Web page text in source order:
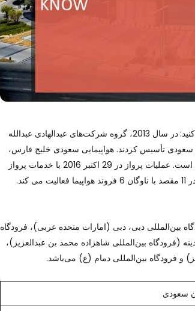
در سال 2013، گروه شرکت‌های عبدالهادی عبدالله
تأسیس کردند. هواپیمایی سعودی خلیج فارس،
سومین شرکت هواپیمایی بین المللی کشور پس از فلیناس و عربستان سعودی است. عملیات پرواز در 29 اکتبر 2016 با خدمات پرواز
داخلی در عربستان سعودی آغاز شد. در حال حاضر خطوط هوایی خلیج فارس در 11 مقصد با ناوگان 6 فروند هواپیما فعالیت می کند.
بین‌المللی دبی، دبی (امارات متحده عربی)، فرودگاه
(فرودگاه بین‌المللی شاهزاده محمد بن عبدالعزیز)،
و فرودگاه بین‌المللی دمام (ع) می‌باشد.
سعودی